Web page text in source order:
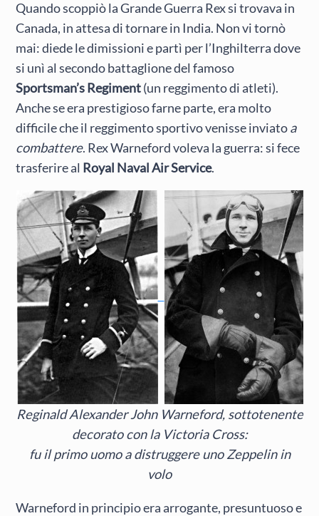
Quando scoppiò la Grande Guerra Rex si trovava in
Canada, in attesa di tornare in India. Non vi tornò
mai: diede le dimissioni e partì per l’Inghilterra dove
si unì al secondo battaglione del famoso
Sportsman’s Regiment(un reggimento di atleti).
Anche se era prestigioso farne parte, era molto
difficile che il reggimento sportivo venisse inviatoa
combattere. Rex Warneford voleva la guerra: si fece
trasferire al Royal Naval Air Service.
Reginald Alexander John Warneford, sottotenente
decorato con la Victoria Cross:
fu il primo uomo a distruggere uno Zeppelin in
volo
Warneford in principio era arrogante, presuntuoso e